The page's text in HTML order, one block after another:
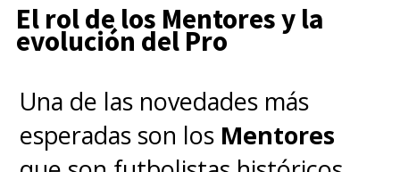
El rol de los Mentores y la
evolución del Pro
Una de las novedades más
esperadas son los Mentores